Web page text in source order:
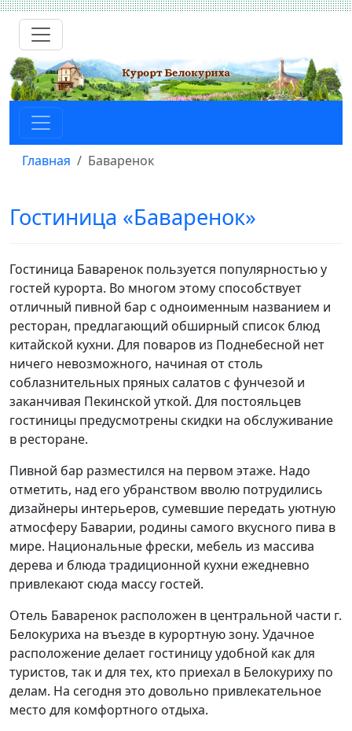
Главная Баваренок
Гостиница «Баваренок»
Гостиница Баваренок пользуется популярностью у
гостей курорта. Во многом этому способствует
отличный пивной бар с одноименным названием и
ресторан, предлагающий обширный список блюд
китайской кухни. Для поваров из Поднебесной нет
ничего невозможного, начиная от столь
соблазнительных пряных салатов с фунчезой и
заканчивая Пекинской уткой. Для постояльцев
гостиницы предусмотрены скидки на обслуживание
в ресторане.
Пивной бар разместился на первом этаже. Надо
отметить, над его убранством вволю потрудились
дизайнеры интерьеров, сумевшие передать уютную
атмосферу Баварии, родины самого вкусного пива в
мире. Национальные фрески, мебель из массива
дерева и блюда традиционной кухни ежедневно
привлекают сюда массу гостей.
Отель Баваренок расположен в центральной части г.
Белокуриха на въезде в курортную зону. Удачное
расположение делает гостиницу удобной как для
туристов, так и для тех, кто приехал в Белокуриху по
делам. На сегодня это довольно привлекательное
место для комфортного отдыха.